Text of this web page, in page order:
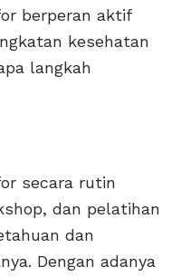
berperan aktif
kesehatan
langkah
secara rutin
dan pelatihan
dan
Dengan adanya